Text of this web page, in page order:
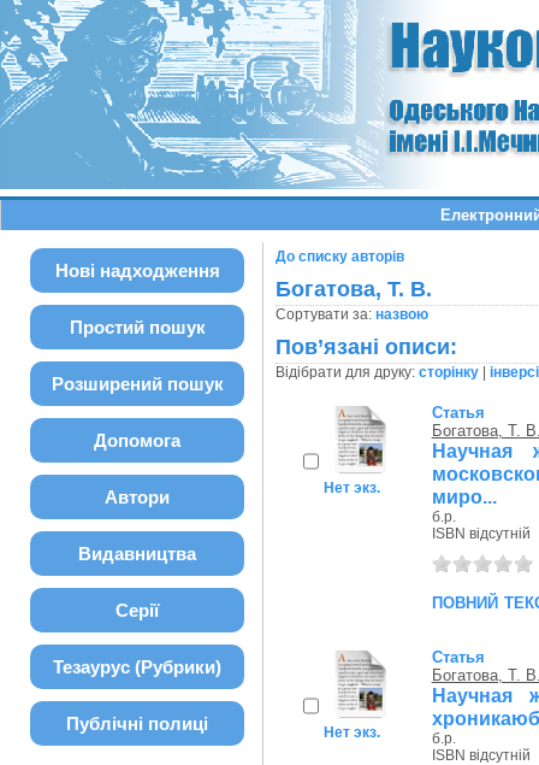
Нові надходження
Простий пошук
Розширений пошук
Допомога
Автори
Видавництва
Серії
Тезаурус (Рубрики)
Публічні полиці
До списку авторів
Богатова, Т. В.
Сортувати за: назвою
Пов’язані описи:
Відібрати для друку: сторінку|
Нет экз.
Статья
Богатова, Т.
Научная
миро...
б.р.
ISBN відсутній
повний
Нет экз.
Статья
Богатова, Т.
Научная
б.р.
ISBN відсутній